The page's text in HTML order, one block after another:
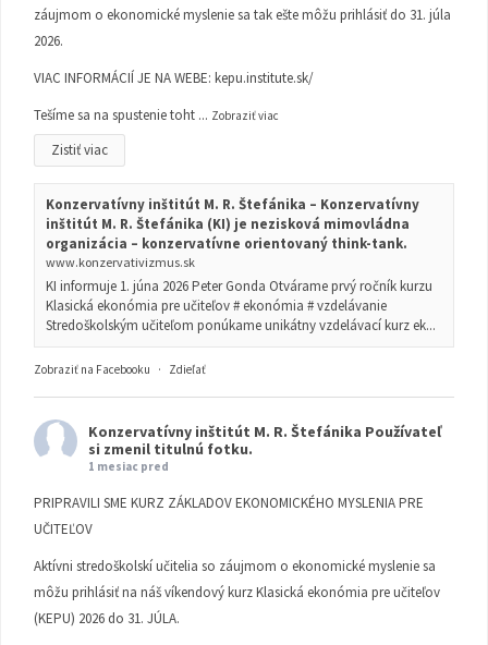
záujmom o ekonomické myslenie sa tak ešte môžu prihlásiť do 31. júla
2026.
VIAC INFORMÁCIÍ JE NA WEBE: kepu.institute.sk/
Tešíme sa na spustenie toht ... Zobraziť viac
Zistiť viac
Konzervatívny inštitút M. R. Štefánika – Konzervatívny
inštitút M. R. Štefánika (KI) je nezisková mimovládna
organizácia – konzervatívne orientovaný think-tank.
www.konzervativizmus.sk
KI informuje 1. júna 2026 Peter Gonda Otvárame prvý ročník kurzu
Klasická ekonómia pre učiteľov # ekonómia # vzdelávanie
Stredoškolským učiteľom ponúkame unikátny vzdelávací kurz ek...
Zobraziť na Facebooku · Zdieľať
Konzervatívny inštitút M. R. Štefánika Používateľ
si zmenil titulnú fotku.
1 mesiac pred
PRIPRAVILI SME KURZ ZÁKLADOV EKONOMICKÉHO MYSLENIA PRE
UČITEĽOV
Aktívni stredoškolskí učitelia so záujmom o ekonomické myslenie sa
môžu prihlásiť na náš víkendový kurz Klasická ekonómia pre učiteľov
(KEPU) 2026 do 31. JÚLA.